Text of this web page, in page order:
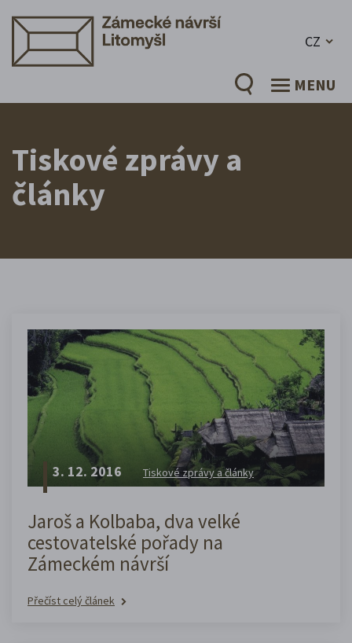
CZ
MENU
Tiskové zprávy a
články
3. 12. 2016 Tiskové zprávy a články
Jaroš a Kolbaba, dva velké
cestovatelské pořady na
Zámeckém návrší
Přečíst celý článek